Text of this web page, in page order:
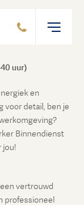
uur)
en
voor detail, ben je
Binnendienst
jou!
vertrouwd
professioneel